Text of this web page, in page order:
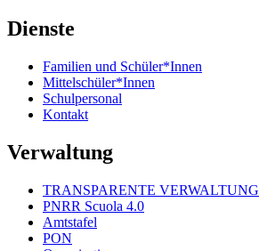
Dienste
Familien und Schüler*Innen
Mittelschüler*Innen
Schulpersonal
Kontakt
Verwaltung
TRANSPARENTE VERWALTUNG
PNRR Scuola 4.0
Amtstafel
PON